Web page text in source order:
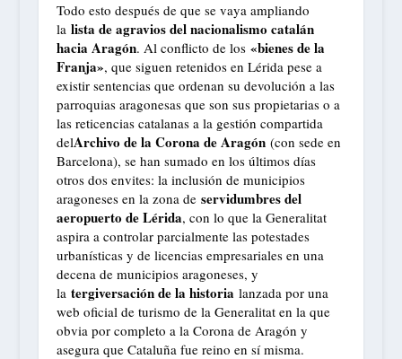
Todo esto después de que se vaya ampliando
la lista de agravios del nacionalismo catalán
hacia Aragón. Al conflicto de los «bienes de la
Franja», que siguen retenidos en Lérida pese a
existir sentencias que ordenan su devolución a las
parroquias aragonesas que son sus propietarias o a
las reticencias catalanas a la gestión compartida
delArchivo de la Corona de Aragón (con sede en
Barcelona), se han sumado en los últimos días
otros dos envites: la inclusión de municipios
aragoneses en la zona de servidumbres del
aeropuerto de Lérida, con lo que la Generalitat
aspira a controlar parcialmente las potestades
urbanísticas y de licencias empresariales en una
decena de municipios aragoneses, y
la tergiversación de la historia lanzada por una
web oficial de turismo de la Generalitat en la que
obvia por completo a la Corona de Aragón y
asegura que Cataluña fue reino en sí misma.